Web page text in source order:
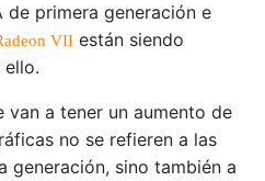
de primera generación e
VII están siendo
ello.
van a tener un aumento de
no se refieren a las
generación, sino también a